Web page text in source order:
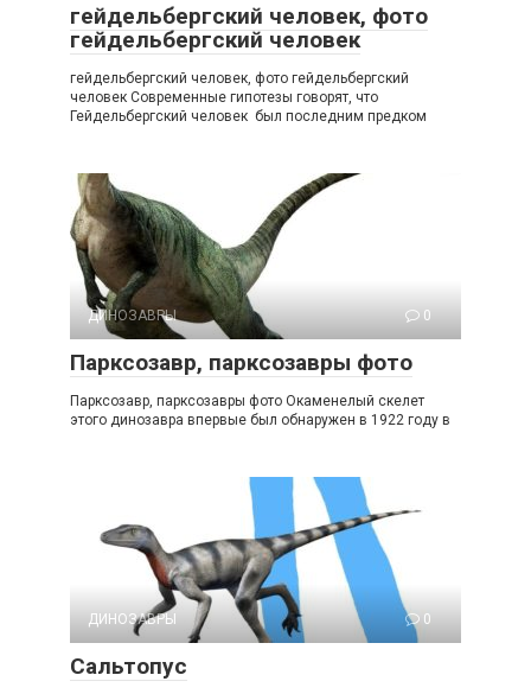
гейдельбергский человек, фото
гейдельбергский человек
гейдельбергский человек, фото гейдельбергский
человек Современные гипотезы говорят, что
Гейдельбергский человек был последним предком
ДИНОЗАВРЫ 0
Парксозавр, парксозавры фото
Парксозавр, парксозавры фото Окаменелый скелет
этого динозавра впервые был обнаружен в 1922 году в
ДИНОЗАВРЫ 0
Сальтопус